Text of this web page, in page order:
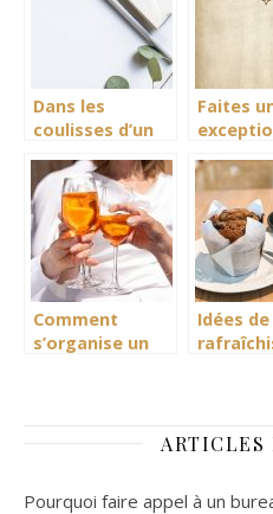
Dans les
coulisses d’un
Faites
Comment
s’organise un
Idées de
ARTICLES
Pourquoi faire appel à un